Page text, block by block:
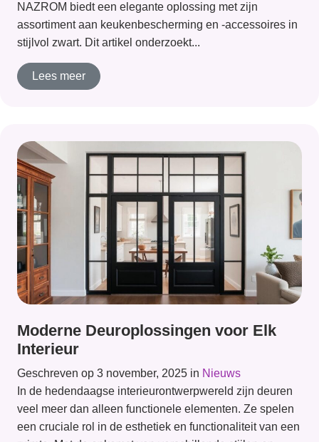
NAZROM biedt een elegante oplossing met zijn
assortiment aan keukenbescherming en -accessoires in
stijlvol zwart. Dit artikel onderzoekt...
Lees meer
Moderne Deuroplossingen voor Elk
Interieur
Geschreven op 3 november, 2025 in Nieuws
In de hedendaagse interieurontwerpwereld zijn deuren
veel meer dan alleen functionele elementen. Ze spelen
een cruciale rol in de esthetiek en functionaliteit van een